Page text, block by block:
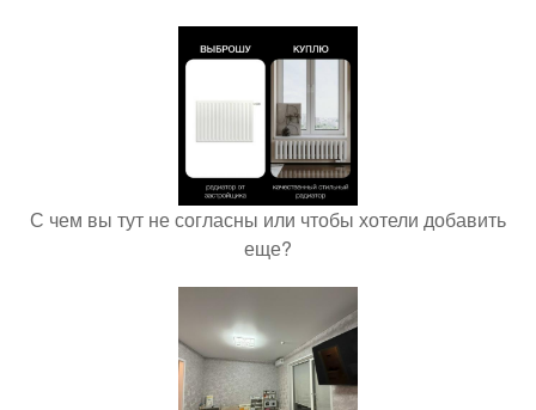
С чем вы тут не согласны или чтобы хотели добавить
еще?